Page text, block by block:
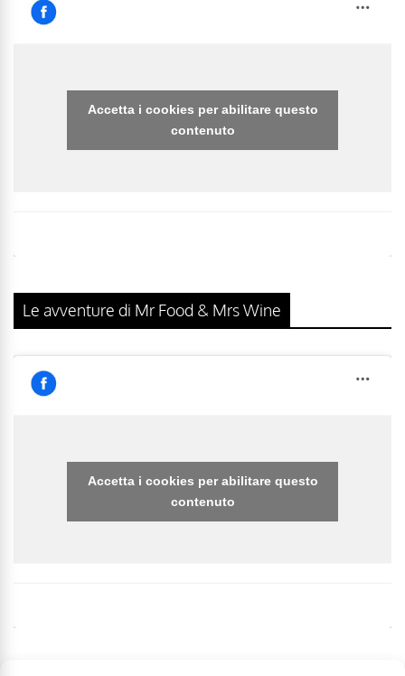
Accetta i cookies per abilitare questo
contenuto
Le avventure di Mr Food & Mrs Wine
Accetta i cookies per abilitare questo
contenuto